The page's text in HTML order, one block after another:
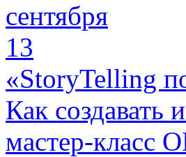
сентября
13
«StoryTelling
Как создавать
мастер-класс